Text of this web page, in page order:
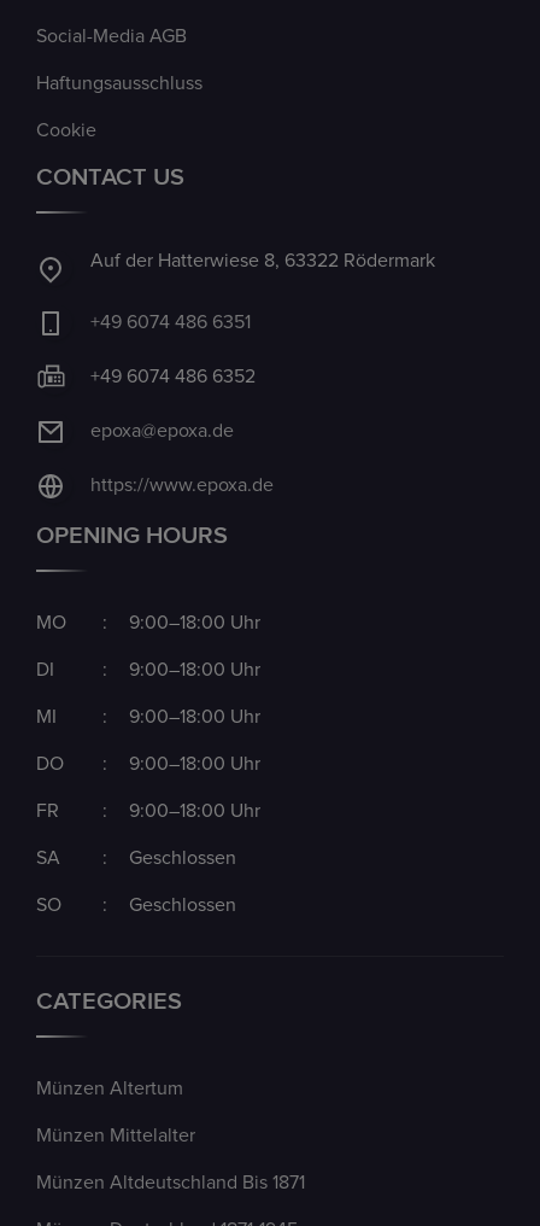
Social-Media AGB
Haftungsausschluss
Cookie
CONTACT US
Auf der Hatterwiese 8, 63322 Rödermark
+49 6074 486 6351
+49 6074 486 6352
epoxa@epoxa.de
https://www.epoxa.de
OPENING HOURS
MO : 9:00–18:00 Uhr
DI : 9:00–18:00 Uhr
MI : 9:00–18:00 Uhr
DO : 9:00–18:00 Uhr
FR : 9:00–18:00 Uhr
SA : Geschlossen
SO : Geschlossen
CATEGORIES
Münzen Altertum
Münzen Mittelalter
Münzen Altdeutschland Bis 1871